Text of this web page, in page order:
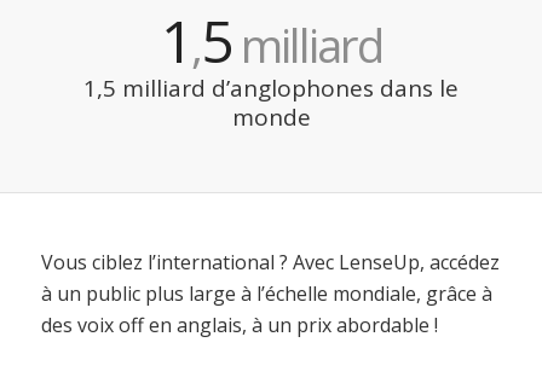
1 ,5milliard
1,5 milliard d’anglophones dans le
monde
Vous ciblez l’international ? Avec LenseUp, accédez
à un public plus large à l’échelle mondiale, grâce à
des voix off en anglais, à un prix abordable !